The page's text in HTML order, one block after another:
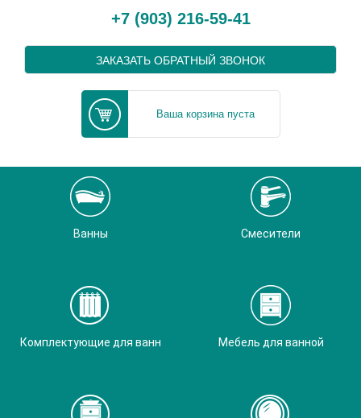
+7 (903) 216-59-41
ЗАКАЗАТЬ ОБРАТНЫЙ ЗВОНОК
Ваша корзина пуста
Ванны Смесители
Комплектующие для ванн Мебель для ванной